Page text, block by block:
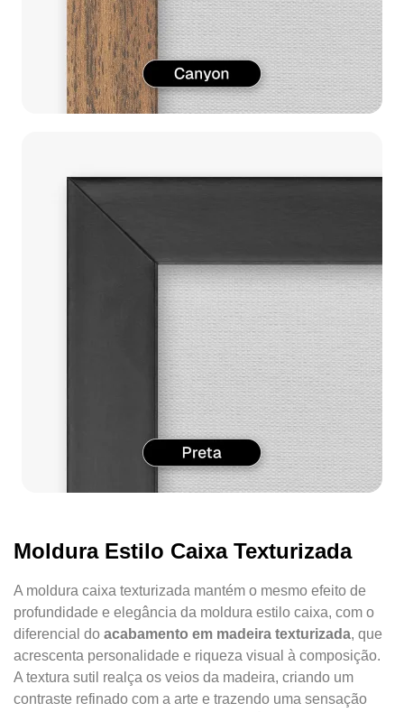
Moldura Estilo Caixa Texturizada
A moldura caixa texturizada mantém o mesmo efeito de
profundidade e elegância da moldura estilo caixa, com o
diferencial do acabamento em madeira texturizada, que
acrescenta personalidade e riqueza visual à composição.
A textura sutil realça os veios da madeira, criando um
contraste refinado com a arte e trazendo uma sensação